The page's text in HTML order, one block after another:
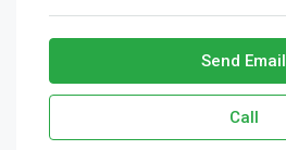
Send Email
Call